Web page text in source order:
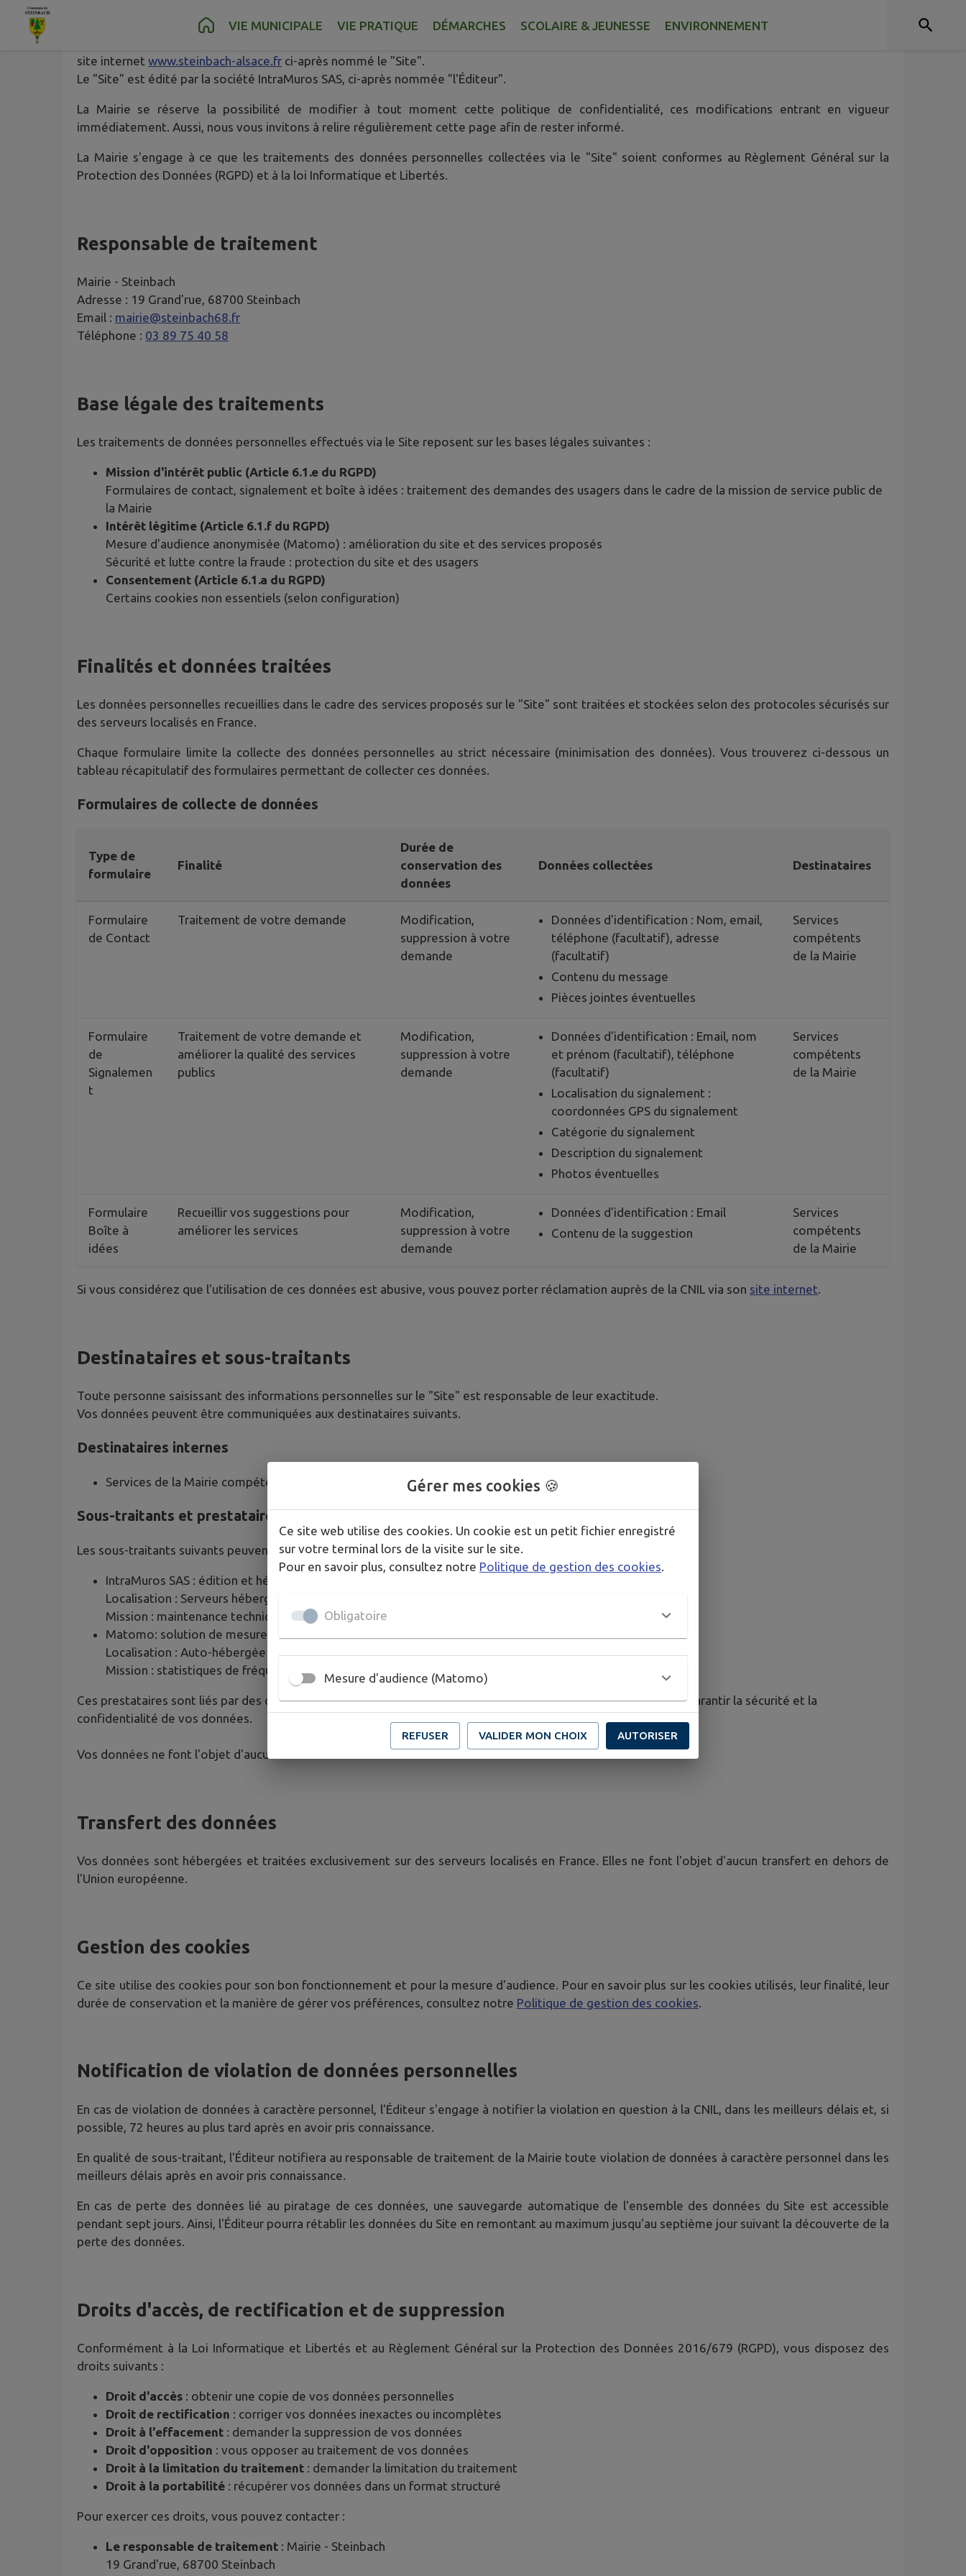
Contenu Pied de page
VIE MUNICIPALE VIE PRATIQUE DÉMARCHES SCOLAIRE & JEUNESSE ENVIRONNEMENT
site internet www.steinbach-alsace.fr ci-après nommé le "Site".
Le "Site" est édité par la société IntraMuros SAS, ci-après nommée "l'Éditeur".
La Mairie se réserve la possibilité de modifier à tout moment cette politique de confidentialité, ces modifications entrant en vigueur
immédiatement. Aussi, nous vous invitons à relire régulièrement cette page afin de rester informé.
La Mairie s'engage à ce que les traitements des données personnelles collectées via le "Site" soient conformes au Règlement Général sur la
Protection des Données (RGPD) et à la loi Informatique et Libertés.
Responsable de traitement
Mairie - Steinbach
Adresse : 19 Grand'rue, 68700 Steinbach
Email : mairie@steinbach68.fr
Téléphone : 03 89 75 40 58
Base légale des traitements
Les traitements de données personnelles effectués via le Site reposent sur les bases légales suivantes :
Mission d'intérêt public (Article 6.1.e du RGPD)
Formulaires de contact, signalement et boîte à idées : traitement des demandes des usagers dans le cadre de la mission de service public de
la Mairie
Intérêt légitime (Article 6.1.f du RGPD)
Mesure d'audience anonymisée (Matomo) : amélioration du site et des services proposés
Sécurité et lutte contre la fraude : protection du site et des usagers
Consentement (Article 6.1.a du RGPD)
Certains cookies non essentiels (selon configuration)
Finalités et données traitées
Les données personnelles recueillies dans le cadre des services proposés sur le "Site" sont traitées et stockées selon des protocoles sécurisés sur
des serveurs localisés en France.
Chaque formulaire limite la collecte des données personnelles au strict nécessaire (minimisation des données). Vous trouverez ci-dessous un
tableau récapitulatif des formulaires permettant de collecter ces données.
Formulaires de collecte de données
Type de
formulaire
Finalité
Durée de
conservation des
données
Données collectées Destinataires
Formulaire
de Contact
Traitement de votre demande
Modification,
suppression à votre
demande
Données d'identification : Nom, email,
téléphone (facultatif), adresse
(facultatif)
Contenu du message
Pièces jointes éventuelles
Services
compétents
de la Mairie
Formulaire
de
Signalemen
t
Traitement de votre demande et
améliorer la qualité des services
publics
Modification,
suppression à votre
demande
Données d'identification : Email, nom
et prénom (facultatif), téléphone
(facultatif)
Localisation du signalement :
coordonnées GPS du signalement
Catégorie du signalement
Description du signalement
Photos éventuelles
Services
compétents
de la Mairie
Formulaire
Boîte à
idées
Recueillir vos suggestions pour
améliorer les services
Modification,
suppression à votre
demande
Données d'identification : Email
Contenu de la suggestion
Services
compétents
de la Mairie
Si vous considérez que l'utilisation de ces données est abusive, vous pouvez porter réclamation auprès de la CNIL via son site internet.
Destinataires et sous-traitants
Toute personne saisissant des informations personnelles sur le "Site" est responsable de leur exactitude.
Vos données peuvent être communiquées aux destinataires suivants.
Destinataires internes
Services de la Mairie compétents selon la nature de votre demande
Sous-traitants et prestataires techniques
Les sous-traitants suivants peuvent accéder à vos données dans le cadre strict de leurs missions :
IntraMuros SAS : édition et hébergement du site internet
Localisation : Serveurs hébergés par AWS France, situés en France
Mission : maintenance technique, hébergement sécurisé
Matomo: solution de mesure d'audience
Localisation : Auto-hébergée
Mission : statistiques de fréquentation anonymisées
Ces prestataires sont liés par des contrats de sous-traitance conformes à l'article 28 du RGPD et s'engagent à garantir la sécurité et la
confidentialité de vos données.
Vos données ne font l'objet d'aucune cession ou vente à des fins commerciales.
Transfert des données
Vos données sont hébergées et traitées exclusivement sur des serveurs localisés en France. Elles ne font l'objet d'aucun transfert en dehors de
l'Union européenne.
Gestion des cookies
Ce site utilise des cookies pour son bon fonctionnement et pour la mesure d'audience. Pour en savoir plus sur les cookies utilisés, leur finalité, leur
durée de conservation et la manière de gérer vos préférences, consultez notre Politique de gestion des cookies.
Notification de violation de données personnelles
En cas de violation de données à caractère personnel, l'Éditeur s'engage à notifier la violation en question à la CNIL, dans les meilleurs délais et, si
possible, 72 heures au plus tard après en avoir pris connaissance.
En qualité de sous-traitant, l'Éditeur notifiera au responsable de traitement de la Mairie toute violation de données à caractère personnel dans les
meilleurs délais après en avoir pris connaissance.
En cas de perte des données lié au piratage de ces données, une sauvegarde automatique de l'ensemble des données du Site est accessible
pendant sept jours. Ainsi, l'Éditeur pourra rétablir les données du Site en remontant au maximum jusqu'au septième jour suivant la découverte de la
perte des données.
Droits d'accès, de rectification et de suppression
Conformément à la Loi Informatique et Libertés et au Règlement Général sur la Protection des Données 2016/679 (RGPD), vous disposez des
droits suivants :
Droit d'accès : obtenir une copie de vos données personnelles
Droit de rectification : corriger vos données inexactes ou incomplètes
Droit à l'effacement : demander la suppression de vos données
Droit d'opposition : vous opposer au traitement de vos données
Droit à la limitation du traitement : demander la limitation du traitement
Droit à la portabilité : récupérer vos données dans un format structuré
Pour exercer ces droits, vous pouvez contacter :
Le responsable de traitement : Mairie - Steinbach
19 Grand'rue, 68700 Steinbach
Gérer mes cookies 🍪
Ce site web utilise des cookies. Un cookie est un petit fichier enregistré
sur votre terminal lors de la visite sur le site.
Pour en savoir plus, consultez notre Politique de gestion des cookies
Obligatoire
Mesure d'audience (Matomo)
REFUSER VALIDER MON CHOIX AUTORISER